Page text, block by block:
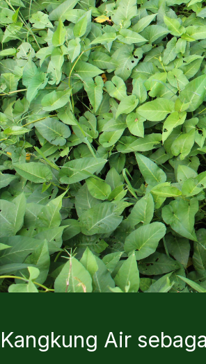
Kangkung Air